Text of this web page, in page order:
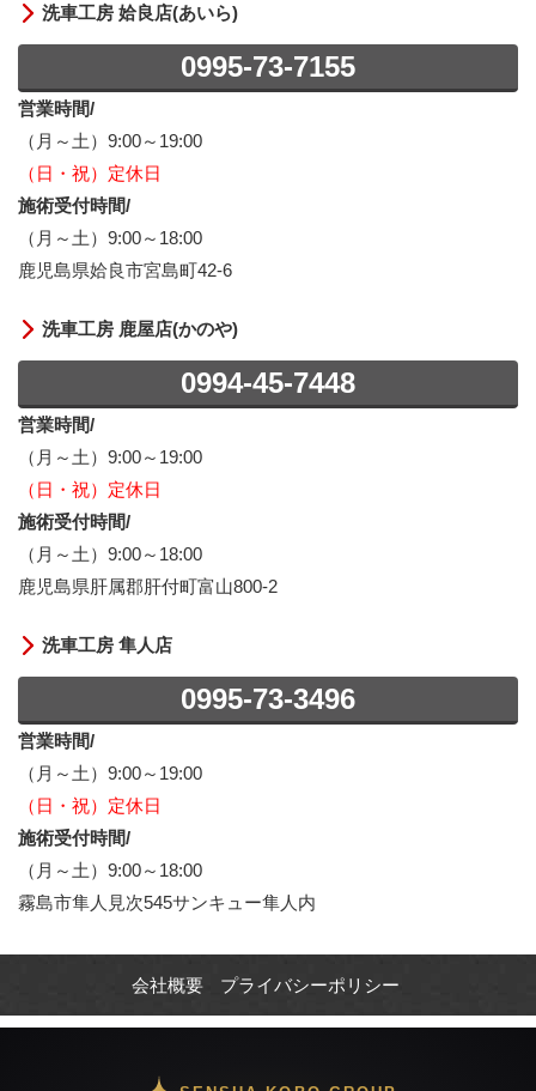
洗車工房 姶良店(あいら)
0995-73-7155
営業時間/
（月～土）9:00～19:00
（日・祝）定休日
施術受付時間/
（月～土）9:00～18:00
鹿児島県姶良市宮島町42-6
洗車工房 鹿屋店(かのや)
0994-45-7448
営業時間/
（月～土）9:00～19:00
（日・祝）定休日
施術受付時間/
（月～土）9:00～18:00
鹿児島県肝属郡肝付町富山800-2
洗車工房 隼人店
0995-73-3496
営業時間/
（月～土）9:00～19:00
（日・祝）定休日
施術受付時間/
（月～土）9:00～18:00
霧島市隼人見次545サンキュー隼人内
会社概要 プライバシーポリシー